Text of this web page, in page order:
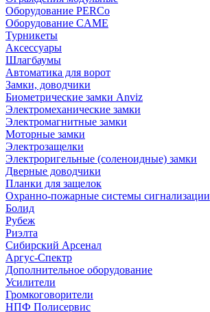
Оборудование PERCo
Оборудование CAME
Турникеты
Аксессуары
Шлагбаумы
Автоматика для ворот
Замки, доводчики
Биометрические замки Anviz
Электромеханические замки
Электромагнитные замки
Моторные замки
Электрозащелки
Электроригельные (cоленоидные) замки
Дверные доводчики
Планки для защелок
Охранно-пожарные системы сигнализации
Болид
Рубеж
Риэлта
Сибирский Арсенал
Аргус-Спектр
Дополнительное оборудование
Усилители
Громкоговорители
НПФ Полисервис